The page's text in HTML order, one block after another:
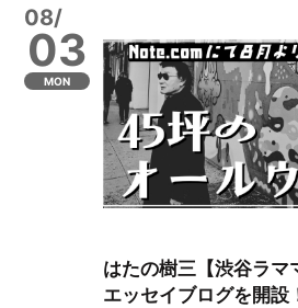
08/
03
MON
はたの樹三【渋谷ラマ
エッセイブログを開設